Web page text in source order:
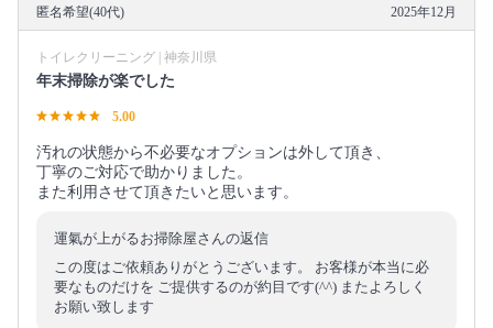
匿名希望(40代) 2025年12月
トイレクリーニング | 神奈川県
年末掃除が楽でした
5.00
汚れの状態から不必要なオプションは外して頂き、
丁寧のご対応で助かりました。
また利用させて頂きたいと思います。
運氣が上がるお掃除屋さんの返信
この度はご依頼ありがとうございます。 お客様が本当に必
要なものだけを ご提供するのが約目です(^^) またよろしく
お願い致します